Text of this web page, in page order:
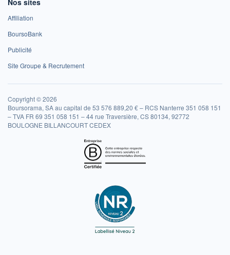
Affiliation
BoursoBank
Publicité
Site Groupe & Recrutement
Copyright © 2026
Boursorama, SA au capital de 53 576 889,20 € – RCS Nanterre 351 058 151
– TVA FR 69 351 058 151 – 44 rue Traversière, CS 80134, 92772
BOULOGNE BILLANCOURT CEDEX